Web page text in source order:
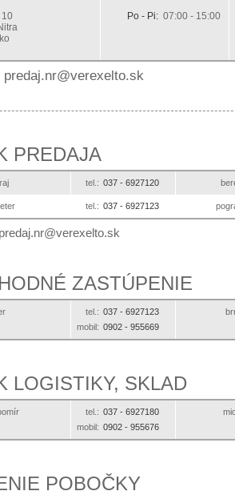
10
Po - Pi: 07:00 - 15:00
ks.otlexerev@rn.jaderp
PREDAJA
tel.: 037 - 6927120
tel.: 037 - 6927123
ks.otlexerev@rn.jaderp
ZASTÚPENIE
tel.:
mobil:
037 - 6927123
0902 - 955669
LOGISTIKY, SKLAD
tel.:
mobil:
037 - 6927180
0902 - 955676
POBOČKY